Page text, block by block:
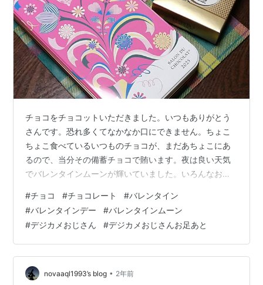
チョコをチョコットいただきました。いつもありがとう
さんです。恐れ多くてなかなか口にできません。ちょこ
ちょこ食べているいつものチョコが、まだあちょこにあ
るので、当分その備蓄チョコで賄います。夜は良い天気
でバレンタインムーンが輝いていました。いろんなおチ
けではもったいないので、チョコット撮影してみまし
た。 ありがとうさん お返しが大変
https://www.mistore.jp/shopping/feature/foods_f3/salo
n_du_chocolat_f_10 こんなチョコも あんなチョコも バレ
ンタインムーン
#チョコ #チョコレート #バレンタイン
#バレンタインデー #バレンタインムーン
#デジカメおじさん #デジカメおじさんお足あと
novaaql1993’s blog • 2年前